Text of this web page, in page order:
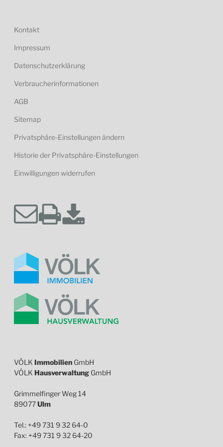
Kontakt
Impressum
Datenschutzerklärung
Verbraucherinformationen
AGB
Sitemap
Privatsphäre-Einstellungen ändern
Historie der Privatsphäre-Einstellungen
Einwilligungen widerrufen
VÖLK Immobilien GmbH
VÖLK Hausverwaltung GmbH
Grimmelfinger Weg 14
89077Ulm
Tel.: +49 731 9 32 64-0
Fax: +49 731 9 32 64-20